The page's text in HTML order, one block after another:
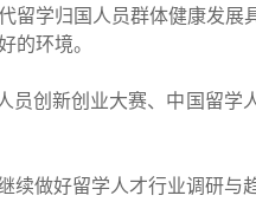
学归国人员群体健康发展
环境。
创新创业大赛、中国留学
续做好留学人才行业调研